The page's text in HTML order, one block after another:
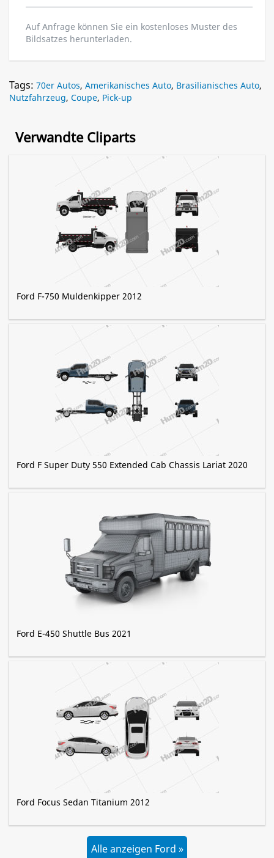
Auf Anfrage können Sie ein kostenloses Muster des
Bildsatzes herunterladen.
Tags: 70er Autos, Amerikanisches Auto, Brasilianisches Auto,
Nutzfahrzeug, Coupe, Pick-up
Verwandte Cliparts
Ford F-750 Muldenkipper 2012
Ford F Super Duty 550 Extended Cab Chassis Lariat 2020
Ford E-450 Shuttle Bus 2021
Ford Focus Sedan Titanium 2012
Alle anzeigen Ford »